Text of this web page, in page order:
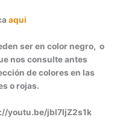
aqui
ser en color negro, o
nos consulte antes
de colores en las
o rojas.
youtu.be/jbl7ljZ2s1k